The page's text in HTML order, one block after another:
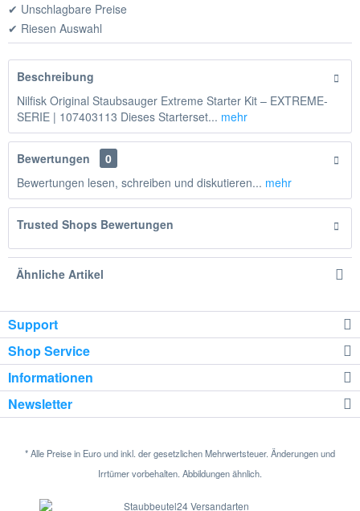
✔ Unschlagbare Preise
✔ Riesen Auswahl
Beschreibung
Nilfisk Original Staubsauger Extreme Starter Kit – EXTREME-
SERIE | 107403113 Dieses Starterset... mehr
Bewertungen
0
Bewertungen lesen, schreiben und diskutieren... mehr
Trusted Shops Bewertungen
Ähnliche Artikel
Support
Shop Service
Informationen
Newsletter
* Alle Preise in Euro und inkl. der gesetzlichen Mehrwertsteuer. Änderungen und
Irrtümer vorbehalten. Abbildungen ähnlich.